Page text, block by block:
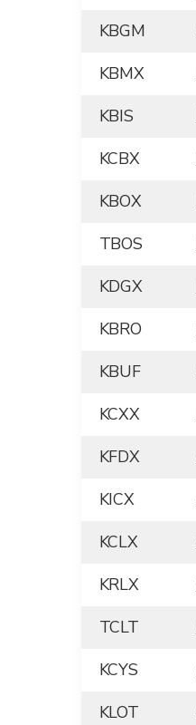
KBGM
KBMX
KBIS
KCBX
KBOX
TBOS
KDGX
KBRO
KBUF
KCXX
KFDX
KICX
KCLX
KRLX
TCLT
KCYS
KLOT